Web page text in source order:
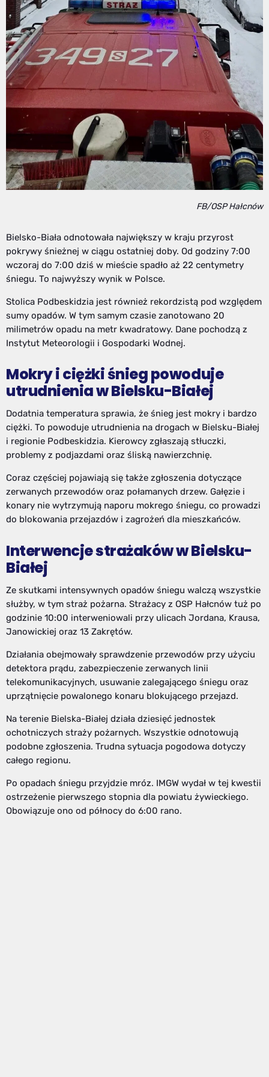
FB/OSP Hałcnów
Bielsko-Biała odnotowała największy w kraju przyrost
pokrywy śnieżnej w ciągu ostatniej doby. Od godziny 7:00
wczoraj do 7:00 dziś w mieście spadło aż 22 centymetry
śniegu. To najwyższy wynik w Polsce.
Stolica Podbeskidzia jest również rekordzistą pod względem
sumy opadów. W tym samym czasie zanotowano 20
milimetrów opadu na metr kwadratowy. Dane pochodzą z
Instytut Meteorologii i Gospodarki Wodnej.
Mokry i ciężki śnieg powoduje
utrudnienia w Bielsku-Białej
Dodatnia temperatura sprawia, że śnieg jest mokry i bardzo
ciężki. To powoduje utrudnienia na drogach w Bielsku-Białej
i regionie Podbeskidzia. Kierowcy zgłaszają stłuczki,
problemy z podjazdami oraz śliską nawierzchnię.
Coraz częściej pojawiają się także zgłoszenia dotyczące
zerwanych przewodów oraz połamanych drzew. Gałęzie i
konary nie wytrzymują naporu mokrego śniegu, co prowadzi
do blokowania przejazdów i zagrożeń dla mieszkańców.
Interwencje strażaków w Bielsku-
Białej
Ze skutkami intensywnych opadów śniegu walczą wszystkie
służby, w tym straż pożarna. Strażacy z OSP Hałcnów tuż po
godzinie 10:00 interweniowali przy ulicach Jordana, Krausa,
Janowickiej oraz 13 Zakrętów.
Działania obejmowały sprawdzenie przewodów przy użyciu
detektora prądu, zabezpieczenie zerwanych linii
telekomunikacyjnych, usuwanie zalegającego śniegu oraz
uprzątnięcie powalonego konaru blokującego przejazd.
Na terenie Bielska-Białej działa dziesięć jednostek
ochotniczych straży pożarnych. Wszystkie odnotowują
podobne zgłoszenia. Trudna sytuacja pogodowa dotyczy
całego regionu.
Po opadach śniegu przyjdzie mróz. IMGW wydał w tej kwestii
ostrzeżenie pierwszego stopnia dla powiatu żywieckiego.
Obowiązuje ono od północy do 6:00 rano.